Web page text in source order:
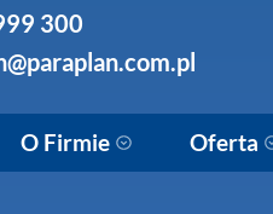
300
O Firmie Oferta